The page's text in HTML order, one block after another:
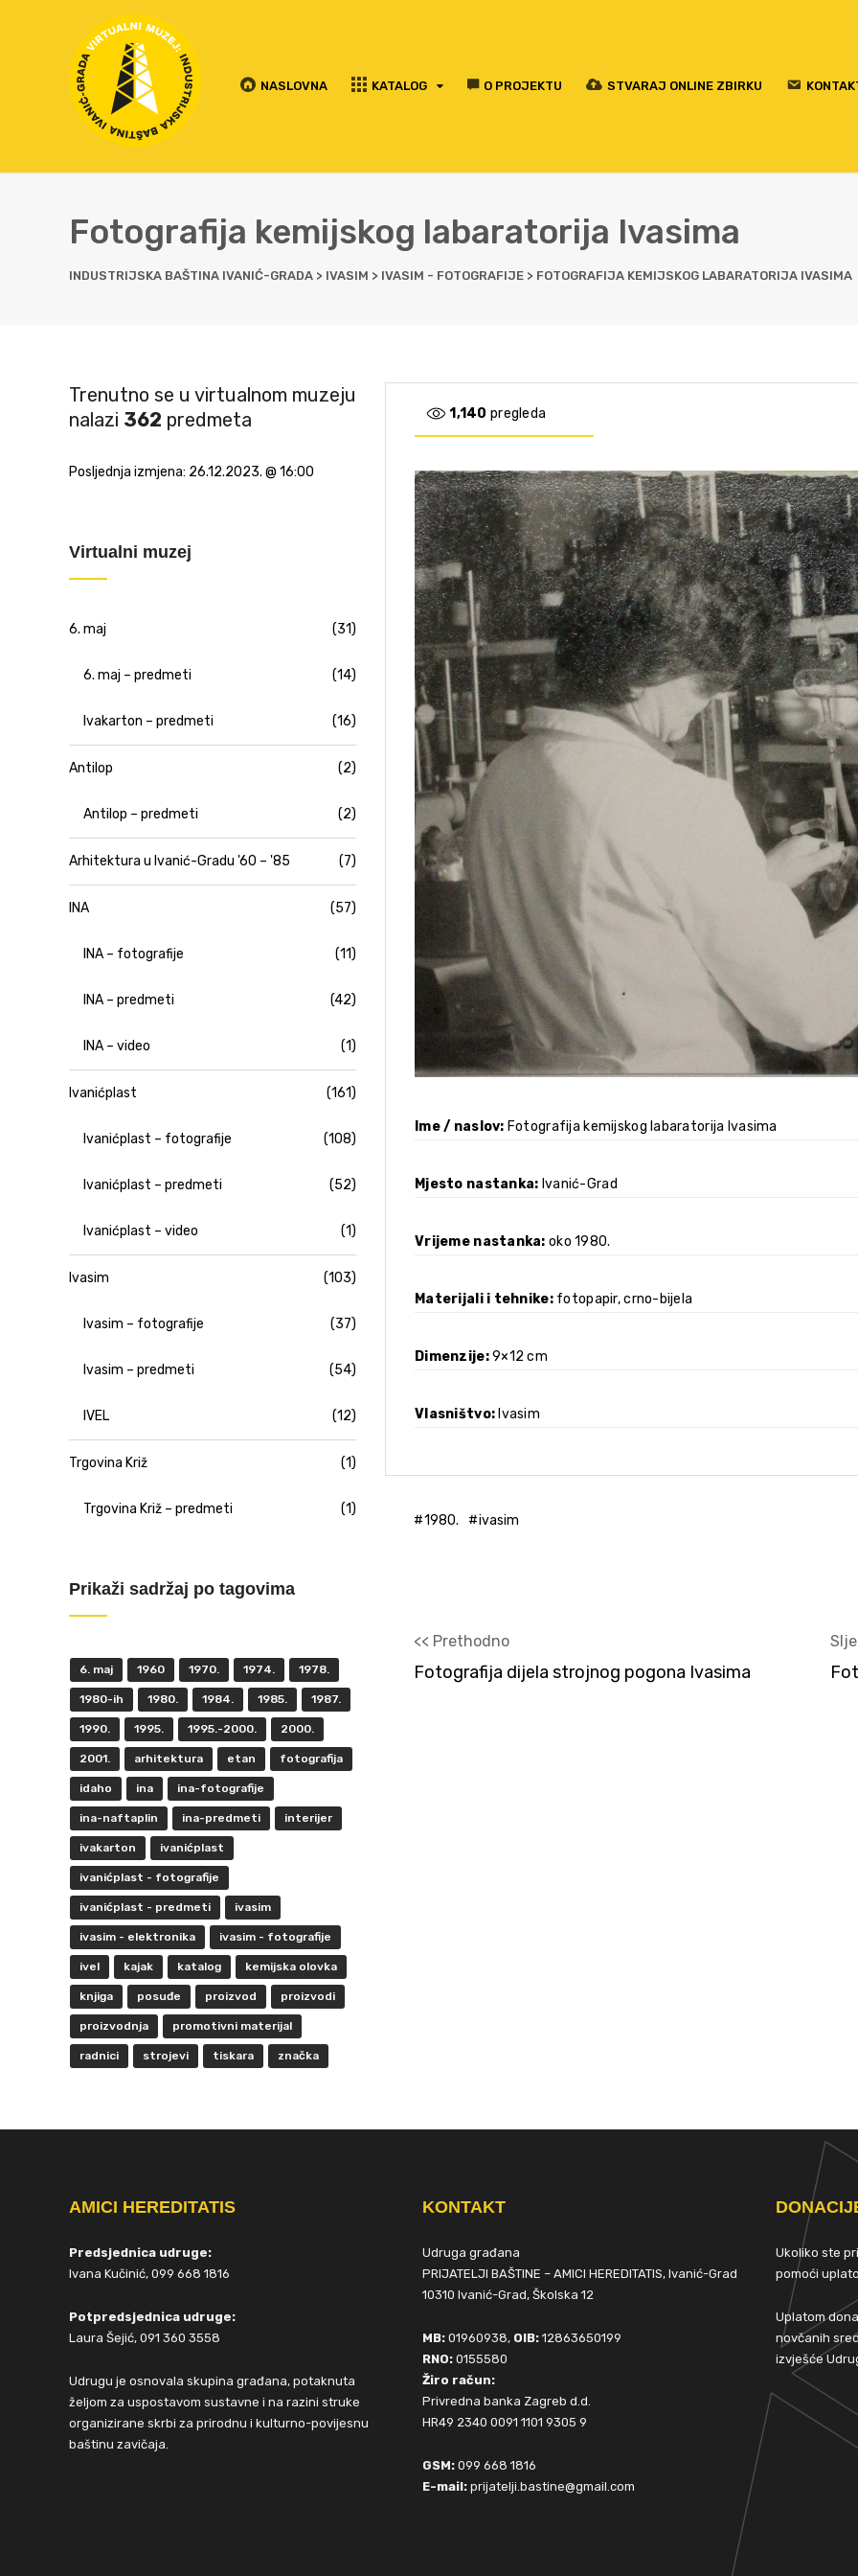
NASLOVNA KATALOG O PROJEKTU STVARAJ ONLINE ZBIRKU
Fotografija kemijskog labaratorija Ivasima
INDUSTRIJSKA BAŠTINA IVANIĆ-GRADA > IVASIM > IVASIM - FOTOGRAFIJE > FOTOGRAFIJA KEMIJSKOG LABARATORIJA IVASIMA
1,140 pregleda
Ime / naslov Fotografija kemijskog labaratorija Ivasima
Mjesto nastanka Ivanić-Grad
Vrijeme nastanka oko 1980.
Materijali i tehnike fotopapir, crno-bijela
Dimenzije 9×12 cm
Vlasništvo Ivasim
1980. ivasim
<< Prethodno
Fotografija dijela strojnog pogona Ivasima
Trenutno se u virtualnom muzeju
nalazi 362 predmeta
Posljednja izmjena: 26.12.2023. @ 16:00
Virtualni muzej
6. maj (31)
6. maj – predmeti (14)
Ivakarton – predmeti (16)
Antilop (2)
Antilop – predmeti (2)
Arhitektura u Ivanić-Gradu '60 – '85 (7)
INA (57)
INA – fotografije (11)
INA – predmeti (42)
INA – video (1)
Ivanićplast (161)
Ivanićplast – fotografije (108)
Ivanićplast – predmeti (52)
Ivanićplast – video (1)
Ivasim (103)
Ivasim – fotografije (37)
Ivasim – predmeti (54)
IVEL (12)
Trgovina Križ (1)
Trgovina Križ – predmeti (1)
Prikaži sadržaj po tagovima
6. maj 1960 1970. 1974. 1978.
1980-ih 1980. 1984. 1985. 1987.
1990. 1995. 1995.-2000. 2000.
2001. arhitektura etan fotografija
idaho ina ina-fotografije
ina-naftaplin ina-predmeti interijer
ivakarton ivanićplast
ivanićplast - fotografije
ivanićplast - predmeti ivasim
ivasim - elektronika ivasim - fotografije
ivel kajak katalog kemijska olovka
knjiga posuđe proizvod proizvodi
proizvodnja promotivni materijal
radnici strojevi tiskara značka
AMICI HEREDITATIS
Predsjednica udruge:
Ivana Kučinić, 099 668 1816
Potpredsjednica udruge:
Laura Šejić, 091 360 3558
Udrugu je osnovala skupina građana, potaknuta
željom za uspostavom sustavne i na razini struke
organizirane skrbi za prirodnu i kulturno-povijesnu
baštinu zavičaja.
KONTAKT
Udruga građana
PRIJATELJI BAŠTINE – AMICI HEREDITATIS, Ivanić-Grad
10310 Ivanić-Grad, Školska 12
MB: 01960938, OIB: 12863650199
RNO: 0155580
Žiro račun:
Privredna banka Zagreb d.d.
HR49 2340 0091 1101 9305 9
GSM: 099 668 1816
E-mail: prijatelji.bastine@gmail.com
Ukoliko ste
pomoći
Uplatom
novčanih
izvješće